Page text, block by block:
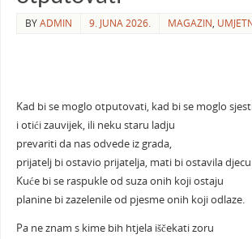
BYADMIN 9. JUNA 2026. MAGAZIN,
Kad bi se moglo otputovati, kad bi se moglo
i otići zauvijek, ili neku staru ladju
prevariti da nas odvede iz grada,
prijatelj bi ostavio prijatelja, mati bi ostavila
Kuće bi se raspukle od suza onih koji ostaju
planine bi zazelenile od pjesme onih koji odlaze.
Pa ne znam s kime bih htjela iščekati zoru